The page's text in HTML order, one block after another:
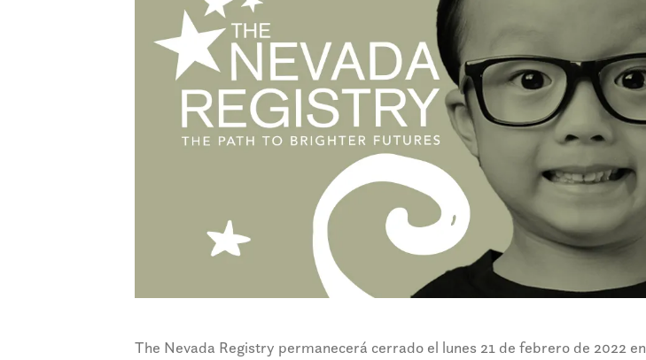
The Nevada Registry permanecerá cerrado el lunes 21 de febrero de 2022 en